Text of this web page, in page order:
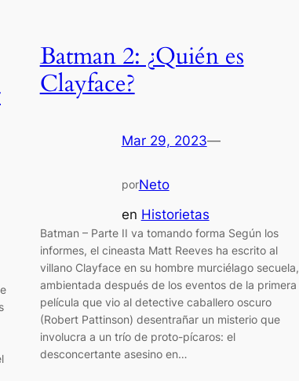
Batman 2: ¿Quién es
Clayface?
Mar 29, 2023—
porNeto
en Historietas
Batman – Parte II va tomando forma Según los
informes, el cineasta Matt Reeves ha escrito al
villano Clayface en su hombre murciélago secuela,
ambientada después de los eventos de la primera
película que vio al detective caballero oscuro
(Robert Pattinson) desentrañar un misterio que
involucra a un trío de proto-pícaros: el
desconcertante asesino en…